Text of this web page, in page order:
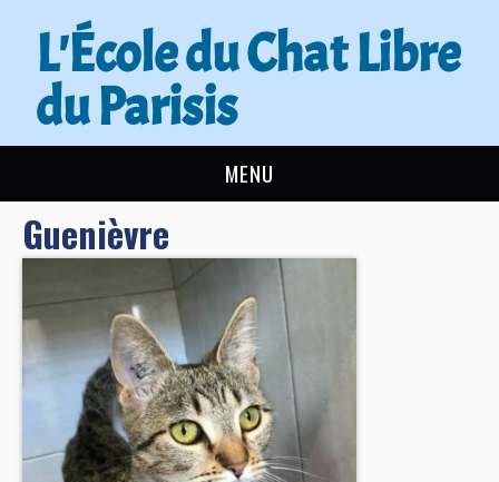
L'École du Chat Libre
du Parisis
MENU
L’ÉCOLE DU CHAT
ADOPTER
NOUS AIDER
CONTACT
Guenièvre